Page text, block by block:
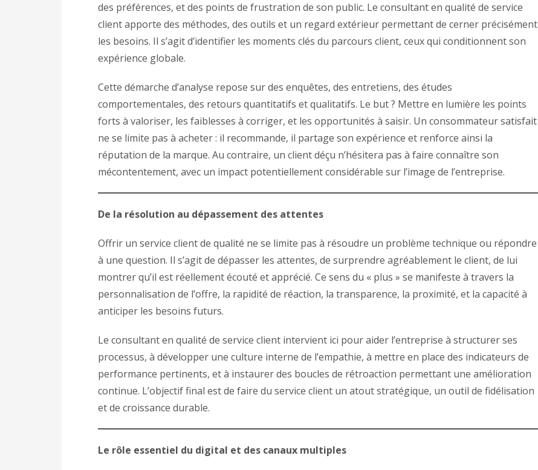
des préférences, et des points de frustration de son public. Le consultant en qualité de service
client apporte des méthodes, des outils et un regard extérieur permettant de cerner précisément
les besoins. Il s’agit d’identifier les moments clés du parcours client, ceux qui conditionnent son
expérience globale.
Cette démarche d’analyse repose sur des enquêtes, des entretiens, des études
comportementales, des retours quantitatifs et qualitatifs. Le but ? Mettre en lumière les points
forts à valoriser, les faiblesses à corriger, et les opportunités à saisir. Un consommateur satisfait
ne se limite pas à acheter : il recommande, il partage son expérience et renforce ainsi la
réputation de la marque. Au contraire, un client déçu n’hésitera pas à faire connaître son
mécontentement, avec un impact potentiellement considérable sur l’image de l’entreprise.
De la résolution au dépassement des attentes
Offrir un service client de qualité ne se limite pas à résoudre un problème technique ou répondre
à une question. Il s’agit de dépasser les attentes, de surprendre agréablement le client, de lui
montrer qu’il est réellement écouté et apprécié. Ce sens du « plus » se manifeste à travers la
personnalisation de l’offre, la rapidité de réaction, la transparence, la proximité, et la capacité à
anticiper les besoins futurs.
Le consultant en qualité de service client intervient ici pour aider l’entreprise à structurer ses
processus, à développer une culture interne de l’empathie, à mettre en place des indicateurs de
performance pertinents, et à instaurer des boucles de rétroaction permettant une amélioration
continue. L’objectif final est de faire du service client un atout stratégique, un outil de fidélisation
et de croissance durable.
Le rôle essentiel du digital et des canaux multiples